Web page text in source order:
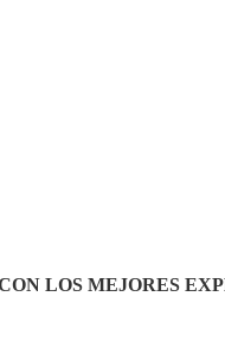
LOS MEJORES